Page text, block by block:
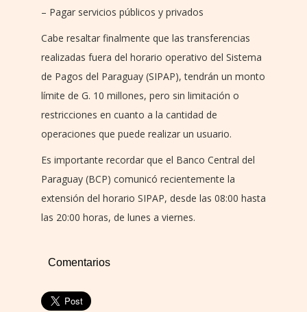
– Pagar servicios públicos y privados
Cabe resaltar finalmente que las transferencias
realizadas fuera del horario operativo del Sistema
de Pagos del Paraguay (SIPAP), tendrán un monto
límite de G. 10 millones, pero sin limitación o
restricciones en cuanto a la cantidad de
operaciones que puede realizar un usuario.
Es importante recordar que el Banco Central del
Paraguay (BCP) comunicó recientemente la
extensión del horario SIPAP, desde las 08:00 hasta
las 20:00 horas, de lunes a viernes.
Comentarios